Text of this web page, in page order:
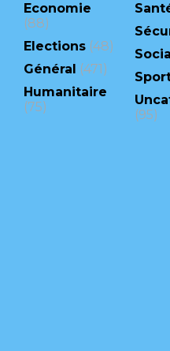
Economie
(88)
Elections(48)
Général (471)
Humanitaire
(75)
(95)